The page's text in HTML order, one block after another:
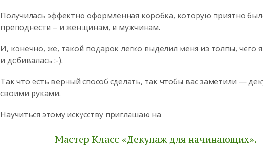
Получилась эффектно оформленная коробка, которую приятно
преподнести – и женщинам, и мужчинам.
И, конечно, же, такой подарок легко выделил меня из толпы, чего
и добивалась :-).
Так что есть верный способ сделать, так чтобы вас заметили —
своими руками.
Научиться этому искусству приглашаю на
Мастер Класс «Декупаж для начинающих».